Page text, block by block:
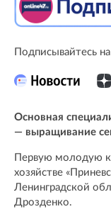
Подписывайтесь на
Основная
— выращивание
Первую молодую
хозяйстве
Ленинградской
Дрозденко.